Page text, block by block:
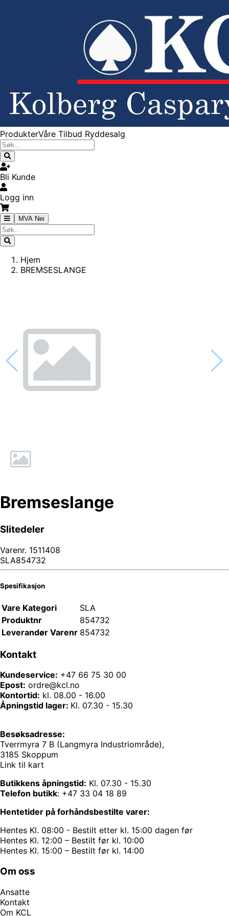
ProdukterVåre Tilbud Ryddesalg
Bli Kunde
Logg inn
MVA Nei
Hjem
BREMSESLANGE
Bremseslange
Slitedeler
Varenr. 1511408
SLA854732
Spesifikasjon
Vare Kategori
SLA
Produktnr
854732
Leverandør Varenr 854732
Kontakt
Kundeservice: +47 66 75 30 00
Epost: ordre@kcl.no
Kontortid: kl. 08.00 - 16.00
Åpningstid lager: Kl. 07.30 - 15.30
Besøksadresse:
Tverrmyra 7 B (Langmyra Industriområde),
3185 Skoppum
Link til kart
Butikkens åpningstid: Kl. 07.30 - 15.30
Telefon butikk: +47 33 04 18 89
Hentetider på forhåndsbestilte varer:
Hentes Kl. 08:00 - Bestilt etter kl. 15:00 dagen før
Hentes Kl. 12:00 – Bestilt før kl. 10:00
Hentes Kl. 15:00 – Bestilt før kl. 14:00
Om oss
Ansatte
Kontakt
Om KCL